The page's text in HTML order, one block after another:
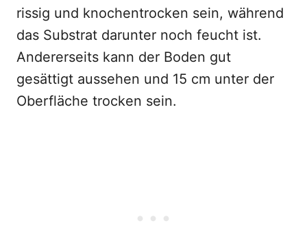
rissig und knochentrocken sein, während
das Substrat darunter noch feucht ist.
Andererseits kann der Boden gut
gesättigt aussehen und 15 cm unter der
Oberfläche trocken sein.